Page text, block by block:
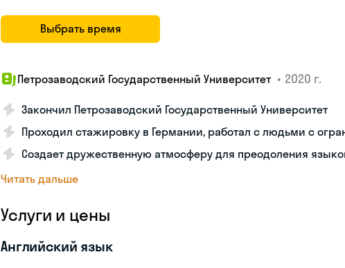
Выбрать время
Петрозаводский Государственный Университет • 2020 г.
Закончил Петрозаводский Государственный Университет
Проходил стажировку в Германии, работал с людьми с
Создает дружественную атмосферу для преодоления
Читать дальше
Услуги и цены
Английский язык